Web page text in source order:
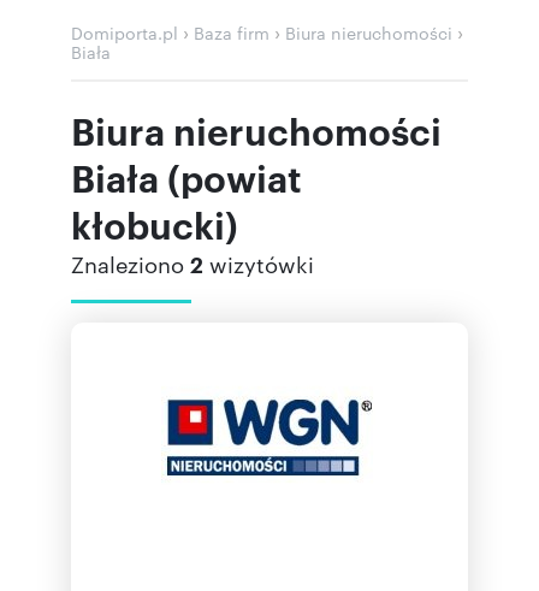
Domiporta.pl › Baza firm › Biura nieruchomości ›
Biała
Biura nieruchomości
Biała (powiat
kłobucki)
Znaleziono 2 wizytówki